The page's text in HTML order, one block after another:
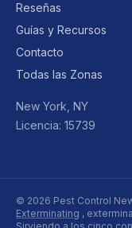
Reseñas
Guías y Recursos
Contacto
Todas las Zonas
New York, NY
Licencia: 15739
© 2026 Pest Control
Exterminating ,